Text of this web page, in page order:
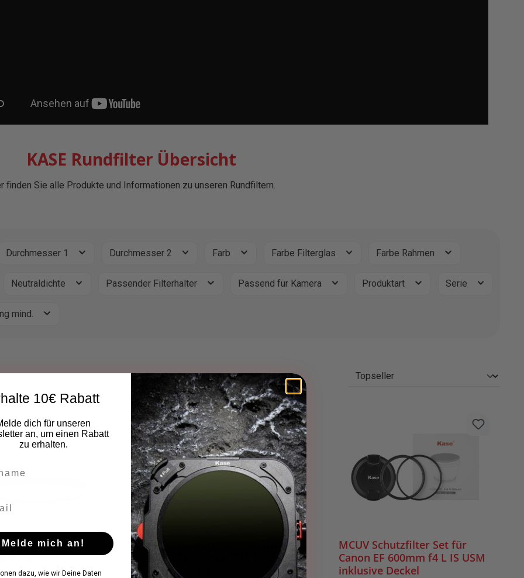
KASE Rundfilter Übersicht
finden Sie alle Produkte und Informationen zu unseren Rundfiltern.
Durchmesser 1 Durchmesser 2 Farb Farbe Filterglas Farbe Rahmen
Neutraldichte Passender Filterhalter Passend für Kamera Produktart Serie
mind.
(IV)-15th
Edition
MCUV Schutzfilter Set für
Sony FE 600mm GM f4
inklusive Deckel
MCUV Schutzfilter Set für
Canon EF 600mm f4 L IS USM
inklusive Deckel
10€ Rabatt
dich für unseren
an, um einen Rabatt
zu erhalten.
Melde mich an!
dazu, wie wir Deine Daten